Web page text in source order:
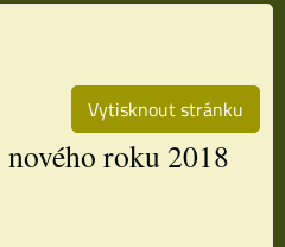
Vytisknout stránku
roku 2018